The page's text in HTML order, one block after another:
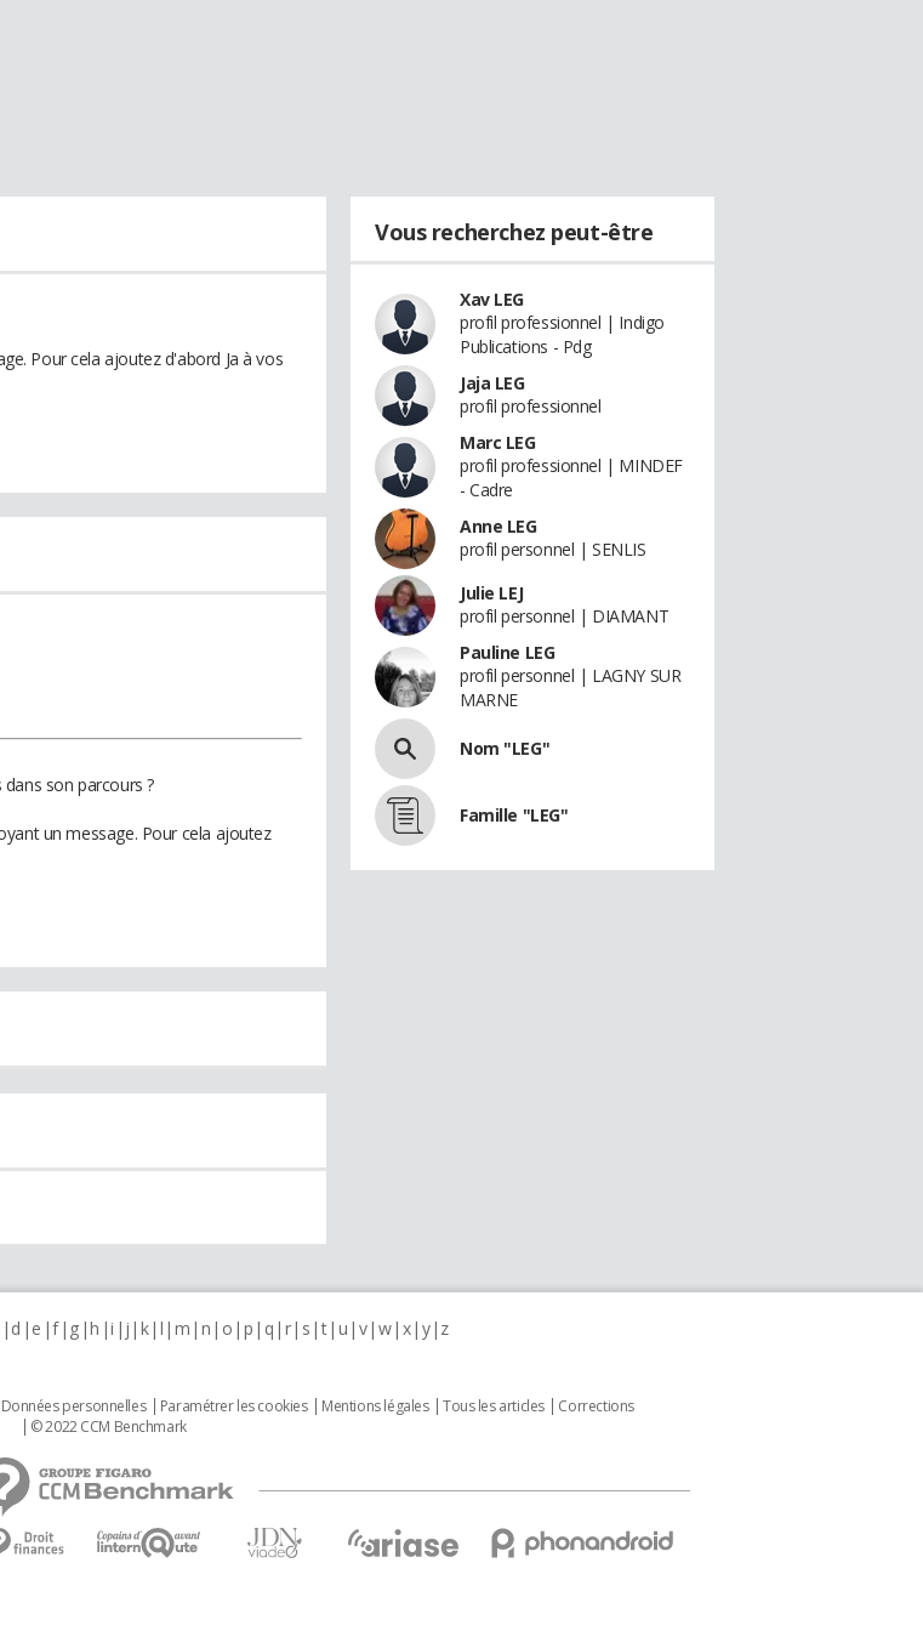
Pour cela ajoutez d'abord Ja à vos
son parcours ?
un message. Pour cela ajoutez
Vous recherchez peut-être
Xav LEG
profil professionnel | Indigo
Publications - Pdg
Jaja LEG
profil professionnel
Marc LEG
profil professionnel | MINDEF
- Cadre
Anne LEG
profil personnel | SENLIS
Julie LEJ
profil personnel | DIAMANT
Pauline LEG
profil personnel | LAGNY SUR
MARNE
Nom "LEG"
Famille "LEG"
d e f g h i j k l m n o p q r s t u v w x y z
Données personnelles Paramétrer les cookies Mentions légales Tous les articles
Corrections
© 2022 CCM Benchmark